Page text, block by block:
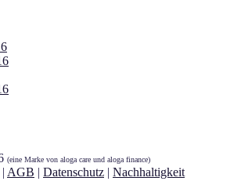
(eine Marke von aloga care und aloga finance)
| AGB | Datenschutz | Nachhaltigkeit